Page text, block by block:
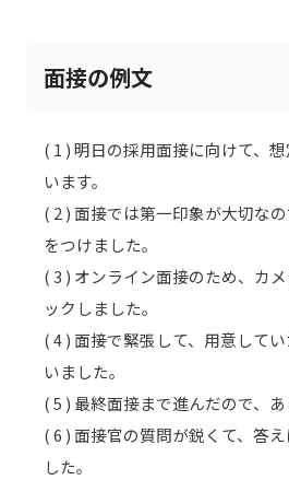
面接の例文
( 1 ) 明日の採用面接に向けて、
います。
( 2 ) 面接では第一印象が大切な
をつけました。
( 3 ) オンライン面接のため、カ
ックしました。
( 4 ) 面接で緊張して、用意して
いました。
( 5 ) 最終面接まで進んだので、あ
( 6 ) 面接官の質問が鋭くて、答
した。